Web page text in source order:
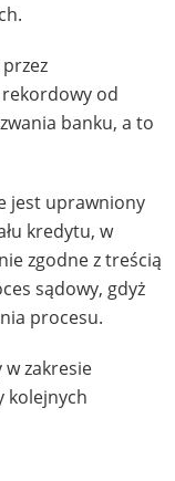
od
banku, a to
jest uprawniony
kredytu, w
zgodne z treścią
sądowy, gdyż
procesu.
w zakresie
kolejnych